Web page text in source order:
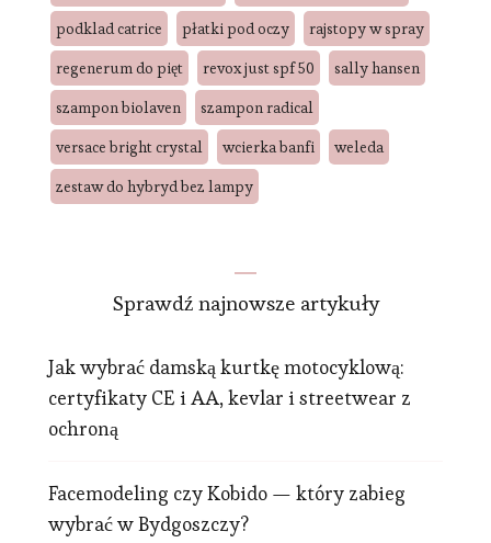
podklad catrice
płatki pod oczy
rajstopy w spray
regenerum do pięt
revox just spf 50
sally hansen
szampon biolaven
szampon radical
versace bright crystal
wcierka banfi
weleda
zestaw do hybryd bez lampy
Sprawdź najnowsze artykuły
Jak wybrać damską kurtkę motocyklową:
certyfikaty CE i AA, kevlar i streetwear z
ochroną
Facemodeling czy Kobido — który zabieg
wybrać w Bydgoszczy?